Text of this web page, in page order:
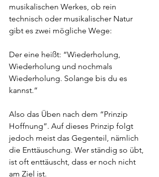
musikalischen Werkes, ob rein
technisch oder musikalischer Natur
gibt es zwei mögliche Wege:
Der eine heißt: “Wiederholung,
Wiederholung und nochmals
Wiederholung. Solange bis du es
kannst.”
Also das Üben nach dem “Prinzip
Hoffnung”. Auf dieses Prinzip folgt
jedoch meist das Gegenteil, nämlich
die Enttäuschung. Wer ständig so übt,
ist oft enttäuscht, dass er noch nicht
am Ziel ist.